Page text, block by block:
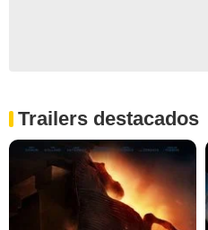
Trailers destacados